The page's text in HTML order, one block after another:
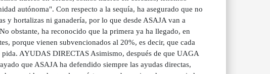
autónoma". Con respecto a la sequía, ha asegurado que no
y hortalizas ni ganadería, por lo que desde ASAJA van a
obstante, ha reconocido que la primera ya ha llegado, en
porque vienen subvencionados al 20%, es decir, que cada
AYUDAS DIRECTAS Asimismo, después de que UAGA
que ASAJA ha defendido siempre las ayudas directas,